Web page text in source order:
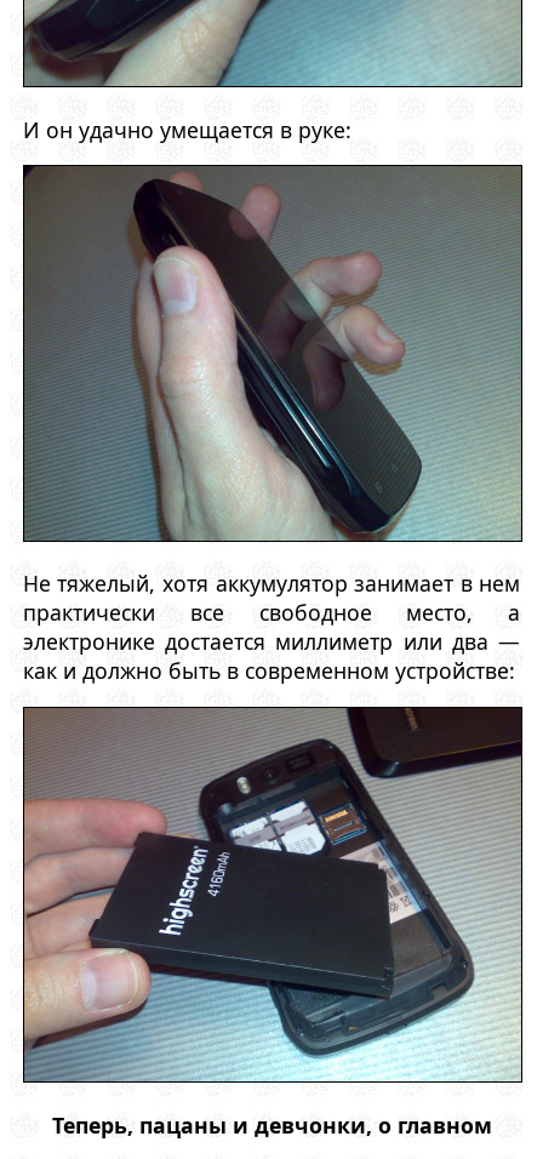
И он удачно умещается в руке:
Не тяжелый, хотя аккумулятор занимает в нем
практически все свободное место, а
электронике достается миллиметр или два —
как и должно быть в современном устройстве:
Теперь, пацаны и девчонки, о главном